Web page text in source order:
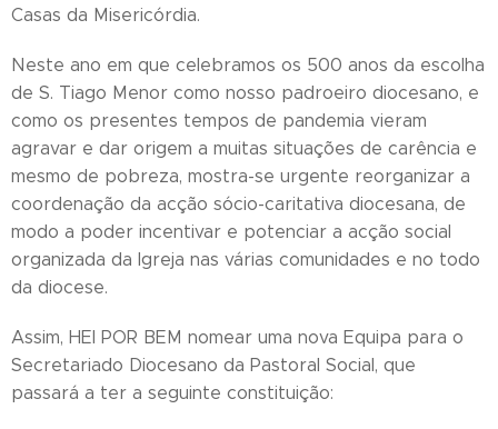
Casas da Misericórdia.
Neste ano em que celebramos os 500 anos da escolha
de S. Tiago Menor como nosso padroeiro diocesano, e
como os presentes tempos de pandemia vieram
agravar e dar origem a muitas situações de carência e
mesmo de pobreza, mostra-se urgente reorganizar a
coordenação da acção sócio-caritativa diocesana, de
modo a poder incentivar e potenciar a acção social
organizada da Igreja nas várias comunidades e no todo
da diocese.
Assim, HEI POR BEM nomear uma nova Equipa para o
Secretariado Diocesano da Pastoral Social, que
passará a ter a seguinte constituição: